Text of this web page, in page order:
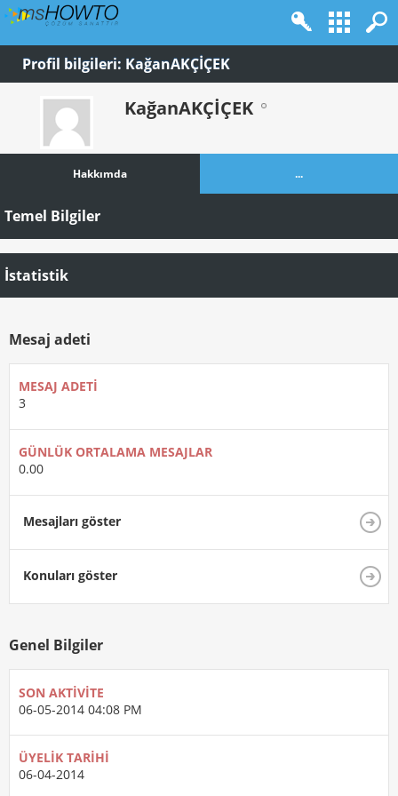
Profil bilgileri: KağanAKÇİÇEK
KağanAKÇİÇEK
Hakkımda ...
Temel Bilgiler
İstatistik
Mesaj adeti
MESAJ ADETI
3
GÜNLÜK ORTALAMA MESAJLAR
0.00
Mesajları göster
Konuları göster
Genel Bilgiler
SON AKTIVITE
06-05-2014 04:08 PM
ÜYELIK TARIHI
06-04-2014